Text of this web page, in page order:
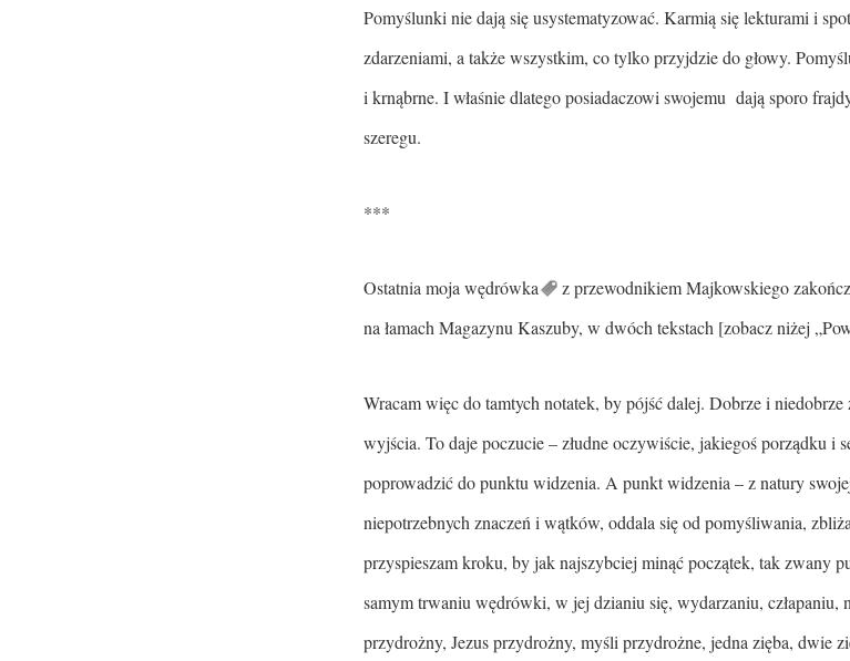
Pomyślunki nie dają się usystematyzować. Karmią się lekturami i
zdarzeniami, a także wszystkim, co tylko przyjdzie do głowy.
i krnąbrne. I właśnie dlatego posiadaczowi swojemu dają sporo
szeregu.
***
Ostatnia moja wędrówka
z przewodnikiem Majkowskiego
na łamach Magazynu Kaszuby, w dwóch tekstach [zobacz niżej
Wracam więc do tamtych notatek, by pójść dalej. Dobrze i
wyjścia. To daje poczucie – złudne oczywiście, jakiegoś porządku i
poprowadzić do punktu widzenia. A punkt widzenia – z natury
niepotrzebnych znaczeń i wątków, oddala się od pomyśliwania,
przyspieszam kroku, by jak najszybciej minąć początek, tak zwany
samym trwaniu wędrówki, w jej dzianiu się, wydarzaniu, człapaniu,
przydrożny, Jezus przydrożny, myśli przydrożne, jedna zięba, dwie